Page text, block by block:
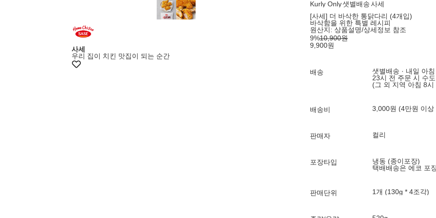
사세
우리 집이 치킨 맛집이 되는 순간
Kurly Only샛별배송사세
[사세] 더 바삭한 통닭다리 (4개입)
바삭함을 위한 특별 레시피
원산지: 상품설명/상세정보 참조
9%10,900원
9,900원
배송
샛별배송 · 내일 아침
23시 전 주문 시 수
(그 외 지역 아침 8시
배송비 3,000원 (4만원 이상
판매자 컬리
포장타입
냉동 (종이포장)
택배배송은 에코 포
판매단위 1개 (130g * 4조각)